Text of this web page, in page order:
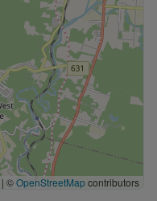
| ©OpenStreetMapcontributors